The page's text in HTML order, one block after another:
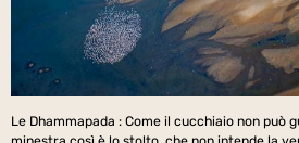
Le Dhammapada : Come il cucchiaio non può